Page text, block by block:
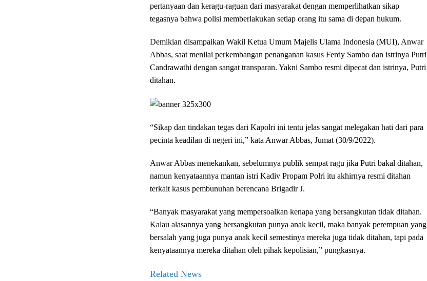
pertanyaan dan keragu-raguan dari masyarakat dengan memperlihatkan sikap
tegasnya bahwa polisi memberlakukan setiap orang itu sama di depan hukum.
Demikian disampaikan Wakil Ketua Umum Majelis Ulama Indonesia (MUI), Anwar
Abbas, saat menilai perkembangan penanganan kasus Ferdy Sambo dan istrinya Putri
Candrawathi dengan sangat transparan. Yakni Sambo resmi dipecat dan istrinya, Putri
ditahan.
“Sikap dan tindakan tegas dari Kapolri ini tentu jelas sangat melegakan hati dari para
pecinta keadilan di negeri ini,” kata Anwar Abbas, Jumat (30/9/2022).
Anwar Abbas menekankan, sebelumnya publik sempat ragu jika Putri bakal ditahan,
namun kenyataannya mantan istri Kadiv Propam Polri itu akhirnya resmi ditahan
terkait kasus pembunuhan berencana Brigadir J.
“Banyak masyarakat yang mempersoalkan kenapa yang bersangkutan tidak ditahan.
Kalau alasannya yang bersangkutan punya anak kecil, maka banyak perempuan yang
bersalah yang juga punya anak kecil semestinya mereka juga tidak ditahan, tapi pada
kenyataannya mereka ditahan oleh pihak kepolisian,” pungkasnya.
Related News